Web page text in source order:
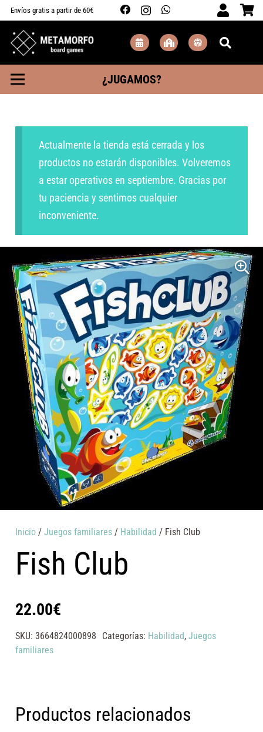
Envíos gratis a partir de 60€
¿JUGAMOS?
Actualmente la tienda está cerrada y los
productos no estarán disponibles. Volveremos
a estar operativos en septiembre. Gracias por
tu paciencia y sentimos cualquier
inconveniente.
Inicio /Juegos familiares / Habilidad / Fish Club
Fish Club
22.00€
SKU:3664824000898 Categorías: Habilidad, Juegos
familiares
Productos relacionados